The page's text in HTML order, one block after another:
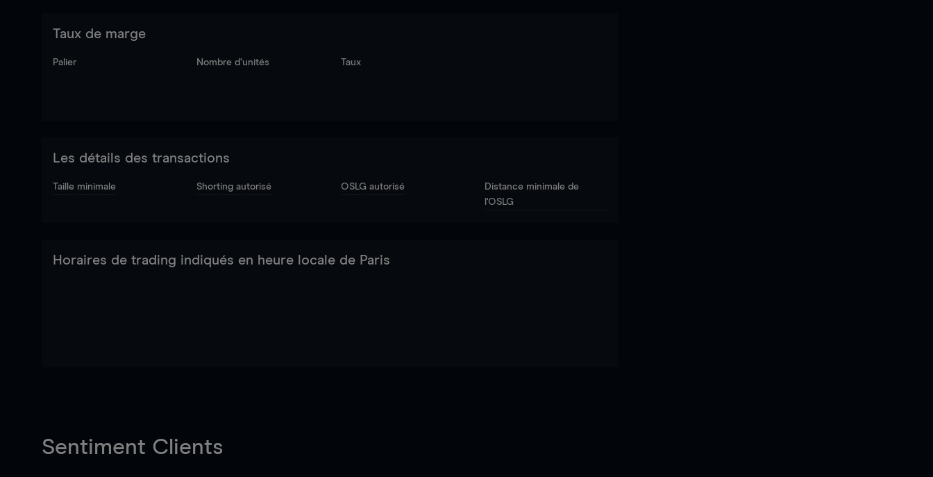
Taux de marge
Palier Nombre d’unités Taux
Les détails des transactions
Taille minimale Shorting autorisé OSLG autorisé
Distance minimale de
l'OSLG
Horaires de trading indiqués en heure locale de Paris
Sentiment Clients